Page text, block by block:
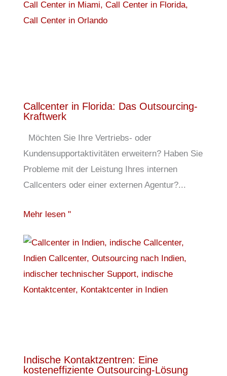
Callcenter in Florida: Das Outsourcing-
Kraftwerk
Möchten Sie Ihre Vertriebs- oder
Kundensupportaktivitäten erweitern? Haben Sie
Probleme mit der Leistung Ihres internen
Callcenters oder einer externen Agentur?...
Mehr lesen "
Indische Kontaktzentren: Eine
kosteneffiziente Outsourcing-Lösung